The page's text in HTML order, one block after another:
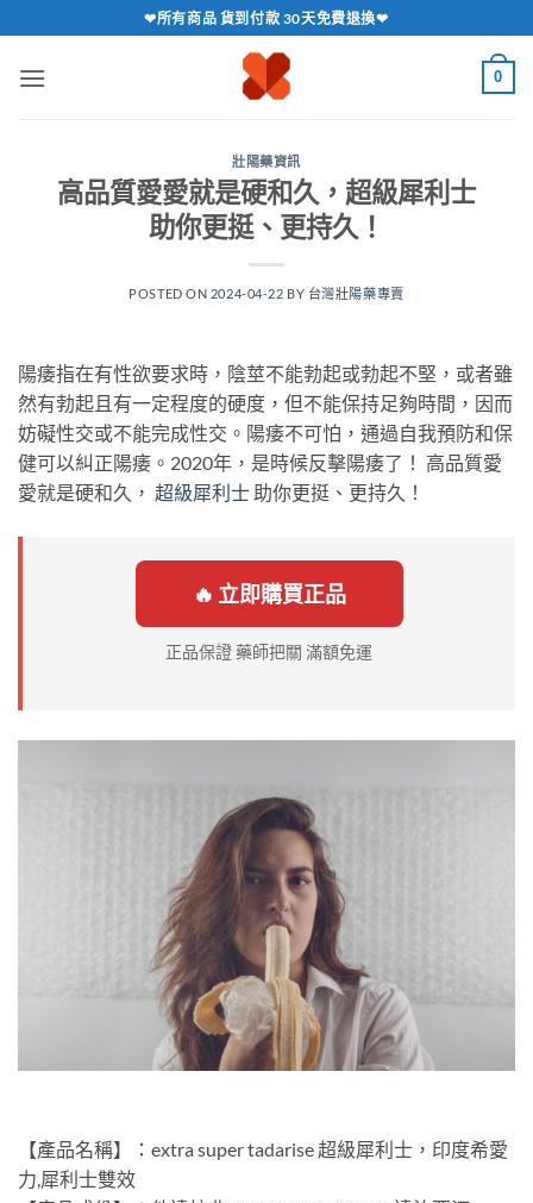
轉
❤所有商品 貨到付款 30天免費退換❤
0
壯陽藥資訊
高品質愛愛就是硬和久，超級犀利士
助你更挺、更持久！
POSTED ON 2024-04-22 BY 台灣壯陽藥專賣
陽痿指在有性欲要求時，陰莖不能勃起或勃起不堅，或者雖
然有勃起且有一定程度的硬度，但不能保持足夠時間，因而
妨礙性交或不能完成性交。陽痿不可怕，通過自我預防和保
健可以糾正陽痿。2020年，是時候反擊陽痿了！ 高品質愛
愛就是硬和久， 超級犀利士 助你更挺、更持久！
🔥 立即購買正品
正品保證 藥師把關 滿額免運
【產品名稱】：extra super tadarise 超級犀利士，印度希愛
力,犀利士雙效